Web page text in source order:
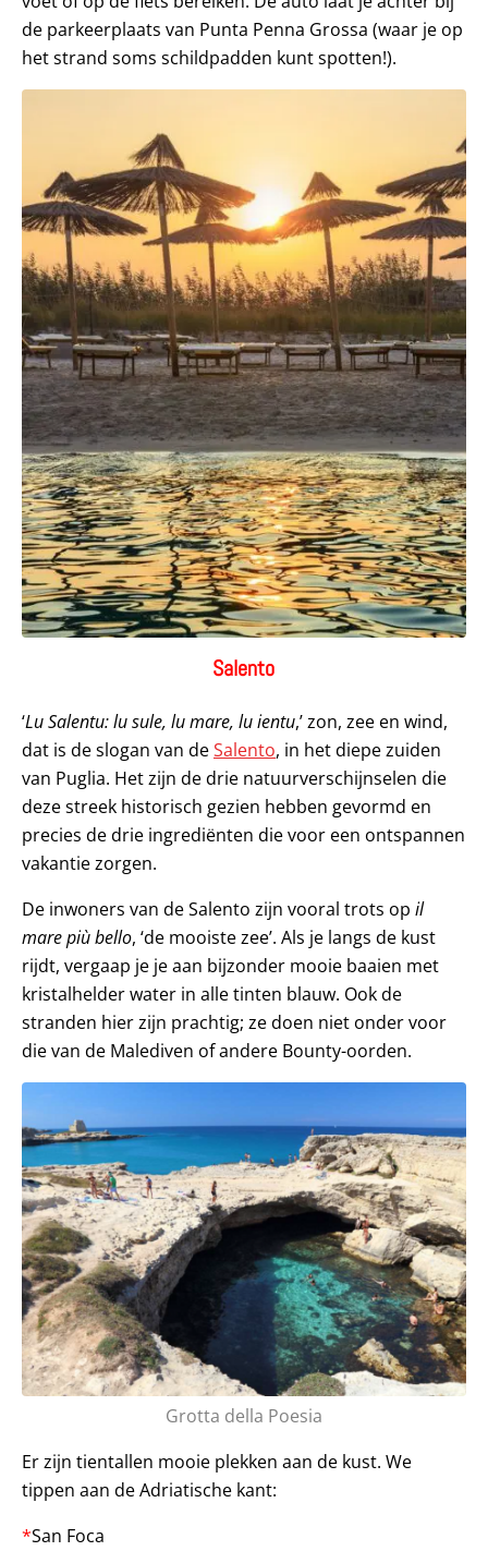
de parkeerplaats van Punta Penna Grossa (waar je op
het strand soms schildpadden kunt spotten!).
Salento
‘Lu Salentu: lu sule, lu mare, lu ientu,’ zon, zee en wind,
dat is de slogan van deSalento, in het diepe zuiden
van Puglia. Het zijn de drie natuurverschijnselen die
deze streek historisch gezien hebben gevormd en
precies de drie ingrediënten die voor een ontspannen
vakantie zorgen.
De inwoners van de Salento zijn vooral trots op il
mare più bello, ‘de mooiste zee’. Als je langs de kust
rijdt, vergaap je je aan bijzonder mooie baaien met
kristalhelder water in alle tinten blauw. Ook de
stranden hier zijn prachtig; ze doen niet onder voor
die van de Malediven of andere Bounty-oorden.
Grotta della Poesia
Er zijn tientallen mooie plekken aan de kust. We
tippen aan de Adriatische kant:
*San Foca